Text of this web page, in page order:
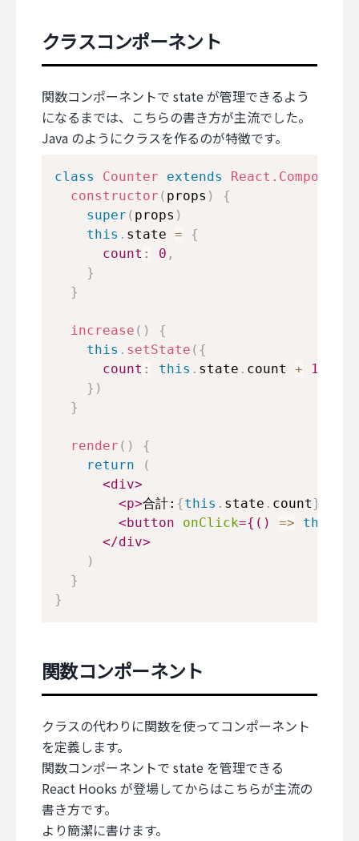
クラスコンポーネント
関数コンポーネントで state が管理できるよう
になるまでは、こちらの書き方が主流でした。
Java のようにクラスを作るのが特徴です。
class Counter extends React . Component
constructor ( props )
{
super ( props )
this . state =
{
count : 0 ,
}
}
increase ( )
{
this . setState ( {
count : this . state . count + 1
} )
}
render ( )
{
return
(
<div>
<p>合計: {this . state . count}
< button onClick={ ( ) => this
</div>
)
}
}
関数コンポーネント
クラスの代わりに関数を使ってコンポーネント
を定義します。
関数コンポーネントで state を管理できる
React Hooks が登場してからはこちらが主流の
書き方です。
より簡潔に書けます。